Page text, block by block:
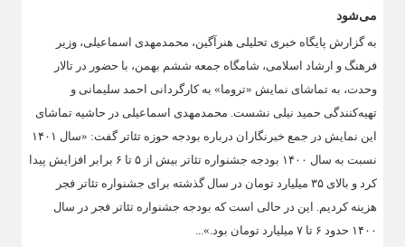
می‌شود
به گزارش پایگاه خبری تحلیلی هنرآگین، محمدمهدی اسماعیلی، وزیر
فرهنگ و ارشاد اسلامی، شامگاه جمعه ششم بهمن، با حضور در تالار
وحدت، به تماشای نمایش «تروما» به کارگردانی احمد سلیمانی و
تهیه‌کنندگی حمید نیلی نشست. محمدمهدی اسماعیلی در حاشیه تماشای
این نمایش در جمع خبرنگاران درباره بودجه حوزه تئاتر گفت: «سال ۱۴۰۱
نسبت به سال ۱۴۰۰ بودجه جشنواره تئاتر بیش از ۵ تا ۶ برابر افزایش پیدا
کرد و بالای ۳۵ میلیارد تومان در سال گذشته برای جشنواره تئاتر فجر
هزینه کردیم. این در حالی است که بودجه جشنواره تئاتر فجر در سال
۱۴۰۰ حدود ۶ تا ۷ میلیارد تومان بود.»...